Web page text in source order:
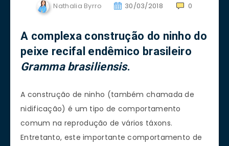
Nathalia Byrro 30/03/2018 0
A complexa construção do ninho do
peixe recifal endêmico brasileiro
Gramma brasiliensis.
A construção de ninho (também chamada de
nidificação) é um tipo de comportamento
comum na reprodução de vários táxons.
Entretanto, este importante comportamento de